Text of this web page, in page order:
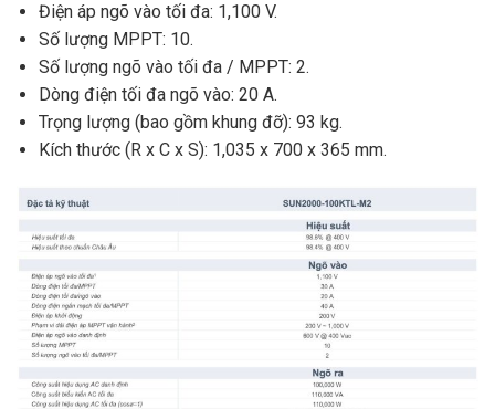
Điện áp ngõ vào tối đa: 1,100 V.
Số lượng MPPT: 10.
Số lượng ngõ vào tối đa / MPPT: 2.
Dòng điện tối đa ngõ vào: 20 A.
Trọng lượng (bao gồm khung đỡ): 93 kg.
Kích thước (R x C x S): 1,035 x 700 x 365 mm.